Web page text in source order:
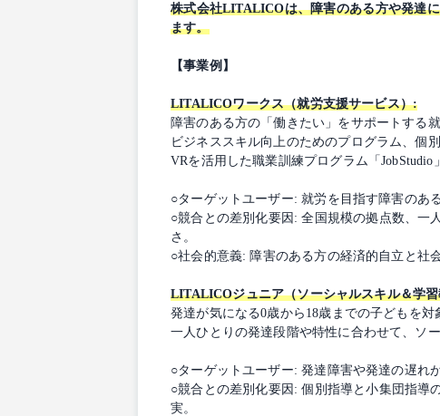
株式会社LITALICOは、障害のある方や発達
ます。
【事業例】
LITALICOワークス（就労支援サービス）:
障害のある方の「働きたい」をサポートする
ビジネススキル向上のためのプログラム、個
VRを活用した職業訓練プログラム「JobStudio
○ターゲットユーザー: 就労を目指す障害のあ
○競合との差別化要因: 全国規模の拠点数、一
さ。
○社会的意義: 障害のある方の経済的自立と社
LITALICOジュニア（ソーシャルスキル＆学
発達が気になる0歳から18歳までの子どもを
一人ひとりの発達段階や特性に合わせて、ソ
○ターゲットユーザー: 発達障害や発達の遅れ
○競合との差別化要因: 個別指導と小集団指導
実。